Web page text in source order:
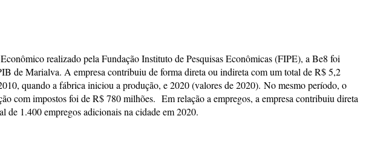
realizado pela Fundação Instituto de Pesquisas Econômicas (FIPE), a Be8 foi
de Marialva. A empresa contribuiu de forma direta ou indireta com um total de R$ 5,2
quando a fábrica iniciou a produção, e 2020 (valores de 2020). No mesmo período, o
com impostos foi de R$ 780 milhões. Em relação a empregos, a empresa contribuiu direta
de 1.400 empregos adicionais na cidade em 2020.